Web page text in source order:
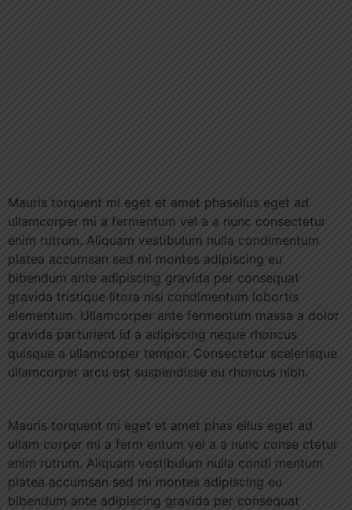
Mauris torquent mi eget et amet phasellus eget ad
ullamcorper mi a fermentum vel a a nunc consectetur
enim rutrum. Aliquam vestibulum nulla condimentum
platea accumsan sed mi montes adipiscing eu
bibendum ante adipiscing gravida per consequat
gravida tristique litora nisi condimentum lobortis
elementum. Ullamcorper ante fermentum massa a dolor
gravida parturient id a adipiscing neque rhoncus
quisque a ullamcorper tempor. Consectetur scelerisque
ullamcorper arcu est suspendisse eu rhoncus nibh.
Mauris torquent mi eget et amet phas ellus eget ad
ullam corper mi a ferm entum vel a a nunc conse ctetur
enim rutrum. Aliquam vestibulum nulla condi mentum
platea accumsan sed mi montes adipiscing eu
bibendum ante adipiscing gravida per consequat